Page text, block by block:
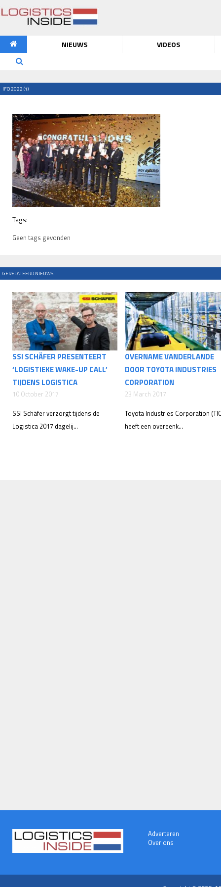
NIEUWS VIDEOS
IFO 2022 (1)
Tags:
Geen tags gevonden
GERELATEERD NIEUWS
SSI SCHÄFER PRESENTEERT
‘LOGISTIEKE WAKE-UP CALL’
TIJDENS LOGISTICA
10 October 2017
SSI Schäfer verzorgt tijdens de
Logistica 2017 dagelij...
OVERNAME VANDERLANDE
DOOR TOYOTA INDUSTRIES
CORPORATION
23 March 2017
Toyota Industries Corporation
heeft een overeenk...
Adverteren
Over ons